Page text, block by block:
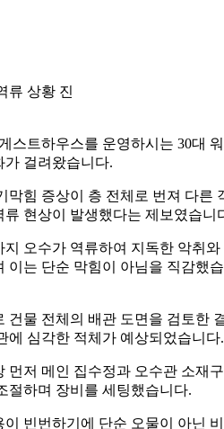
류 상황 진
스트하우스를 운영하시는 30대
걸려왔습니다.
막힘 증상이 층 전체로 번져 다른
현상이 발생했다는 제보였습니
오수가 역류하여 지독한 악취와
이는 단순 막힘이 아님을 직감했
건물 전체의 배관 도면을 검토한
에 심각한 적체가 예상되었습니다.
먼저 메인 집수정과 오수관 소재
절하며 장비를 세팅했습니다.
빈번하기에 단순 오물이 아닌